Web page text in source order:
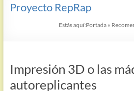
Proyecto RepRap
Estás aquí:Portada »
Impresión 3D o las
autoreplicantes